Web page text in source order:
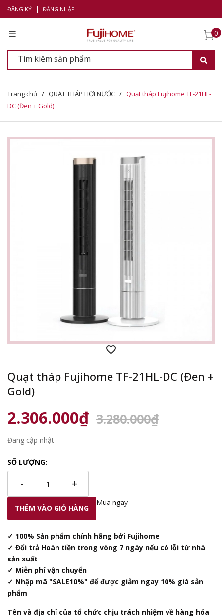
ĐĂNG KÝ | ĐĂNG NHẬP
0
Trang chủ / QUẠT THÁP HƠI NƯỚC / Quạt tháp Fujihome TF-21HL-
DC (Đen + Gold)
Quạt tháp Fujihome TF-21HL-DC (Đen +
Gold)
2.306.000₫ 3.280.000₫
Đang cập nhật
SỐ LƯỢNG:
- +
Mua ngay
THÊM VÀO GIỎ HÀNG
✓ 100% Sản phẩm chính hãng bởi Fujihome
✓ Đổi trả Hoàn tiền trong vòng 7 ngày nếu có lỗi từ nhà
sản xuất
✓ Miễn phí vận chuyển
✓ Nhập mã "SALE10%" để được giảm ngay 10% giá sản
phẩm
Tên và địa chỉ của tổ chức chịu trách nhiệm về hàng hóa